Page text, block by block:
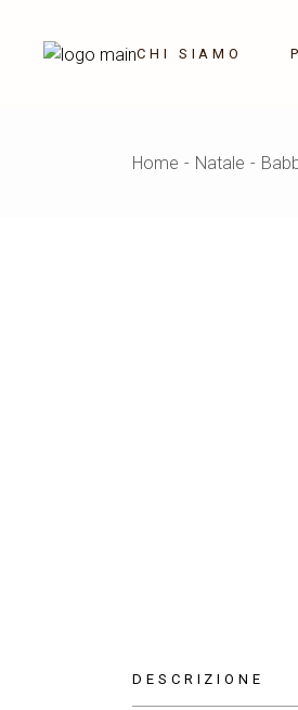
content
CHI SIAMO
Home Natale
DESCRIZIONE